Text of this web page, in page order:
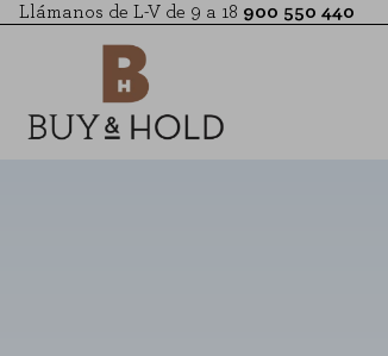
Llámanos de L-V de 9 a 18 900 550 440